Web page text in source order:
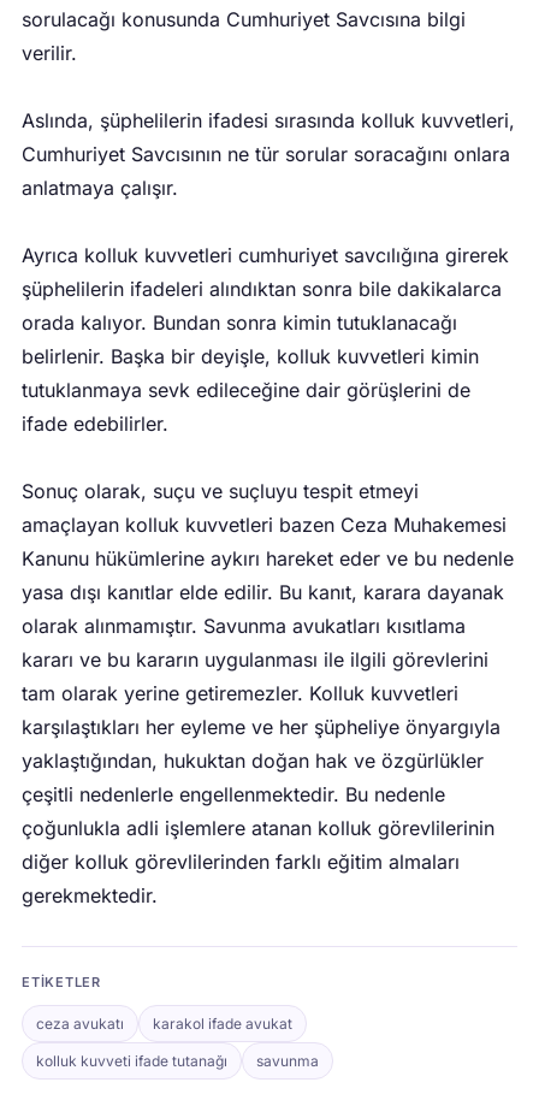
sorulacağı konusunda Cumhuriyet Savcısına bilgi
verilir.
Aslında, şüphelilerin ifadesi sırasında kolluk kuvvetleri,
Cumhuriyet Savcısının ne tür sorular soracağını onlara
anlatmaya çalışır.
Ayrıca kolluk kuvvetleri cumhuriyet savcılığına girerek
şüphelilerin ifadeleri alındıktan sonra bile dakikalarca
orada kalıyor. Bundan sonra kimin tutuklanacağı
belirlenir. Başka bir deyişle, kolluk kuvvetleri kimin
tutuklanmaya sevk edileceğine dair görüşlerini de
ifade edebilirler.
Sonuç olarak, suçu ve suçluyu tespit etmeyi
amaçlayan kolluk kuvvetleri bazen Ceza Muhakemesi
Kanunu hükümlerine aykırı hareket eder ve bu nedenle
yasa dışı kanıtlar elde edilir. Bu kanıt, karara dayanak
olarak alınmamıştır. Savunma avukatları kısıtlama
kararı ve bu kararın uygulanması ile ilgili görevlerini
tam olarak yerine getiremezler. Kolluk kuvvetleri
karşılaştıkları her eyleme ve her şüpheliye önyargıyla
yaklaştığından, hukuktan doğan hak ve özgürlükler
çeşitli nedenlerle engellenmektedir. Bu nedenle
çoğunlukla adli işlemlere atanan kolluk görevlilerinin
diğer kolluk görevlilerinden farklı eğitim almaları
gerekmektedir.
ETIKETLER
ceza avukatı karakol ifade avukat
kolluk kuvveti ifade tutanağı savunma